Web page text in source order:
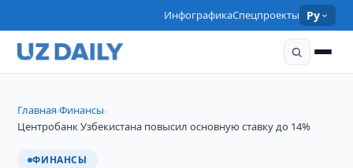
ИнфографикаСпецпроекты Ру
Главная›Финансы›
Центробанк Узбекистана повысил основную ставку до 14%
ФИНАНСЫ